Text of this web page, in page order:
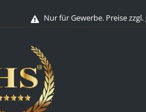
Nur für Gewerbe. Preise